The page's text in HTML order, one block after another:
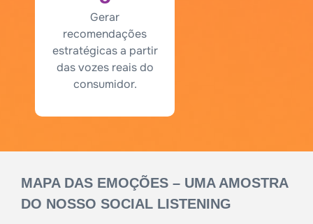
Gerar
recomendações
estratégicas a partir
das vozes reais do
consumidor.
MAPA DAS EMOÇÕES – UMA AMOSTRA
DO NOSSO SOCIAL LISTENING